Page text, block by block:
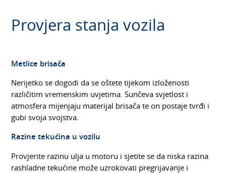
Provjera stanja vozila
Metlice brisača
Nerijetko se dogodi da se oštete tijekom izloženosti
različitim vremenskim uvjetima. Sunčeva svjetlost i
atmosfera mijenjaju materijal brisača te on postaje tvrđi i
gubi svoja svojstva.
Razine tekućina u vozilu
Provjerite razinu ulja u motoru i sjetite se da niska razina
rashladne tekućine može uzrokovati pregrijavanje i